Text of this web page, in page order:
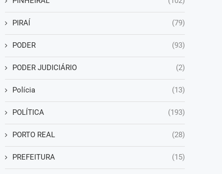
PIRAÍ (79)
PODER (93)
PODER JUDICIÁRIO (2)
Polícia (13)
POLÍTICA (193)
PORTO REAL (28)
PREFEITURA (15)